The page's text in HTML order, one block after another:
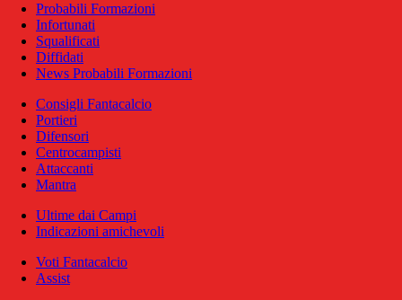
Probabili Formazioni
Infortunati
Squalificati
Diffidati
News Probabili Formazioni
Consigli Fantacalcio
Portieri
Difensori
Centrocampisti
Attaccanti
Mantra
Ultime dai Campi
Indicazioni amichevoli
Voti Fantacalcio
Assist